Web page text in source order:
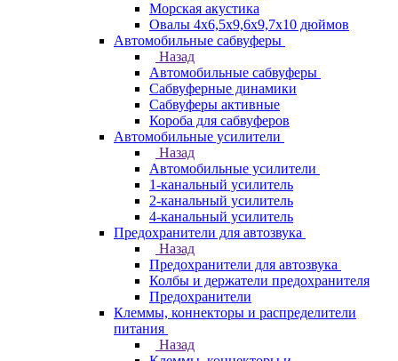
Морская акустика
Овалы 4х6,5х9,6x9,7х10 дюймов
Автомобильные сабвуферы
Назад
Автомобильные сабвуферы
Сабвуферные динамики
Сабвуферы активные
Короба для сабвуферов
Автомобильные усилители
Назад
Автомобильные усилители
1-канальный усилитель
2-канальный усилитель
4-канальный усилитель
Предохранители для автозвука
Назад
Предохранители для автозвука
Колбы и держатели предохранителя
Предохранители
Клеммы, коннекторы и распределители
питания
Назад